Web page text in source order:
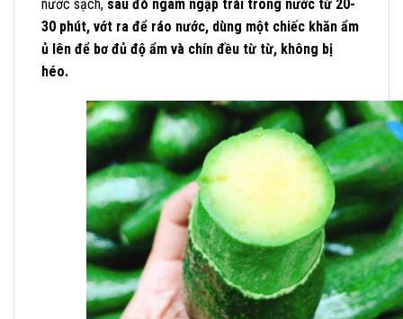
nước sạch, sau đó ngâm ngập trái trong nước từ 20-
30 phút, vớt ra để ráo nước, dùng một chiếc khăn ẩm
ủ lên để bơ đủ độ ẩm và chín đều từ từ, không bị
héo.